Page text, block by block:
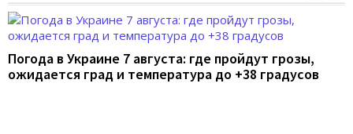
Погода в Украине 7 августа: где пройдут грозы,
ожидается град и температура до +38 градусов